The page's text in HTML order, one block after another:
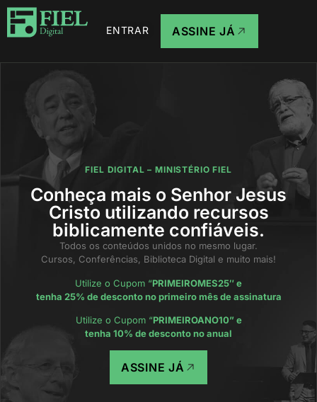
ENTRAR ASSINE JÁ
FIEL DIGITAL – MINISTÉRIO FIEL
Conheça mais o Senhor Jesus
Cristo utilizando recursos
biblicamente confiáveis.
Todos os conteúdos unidos no mesmo lugar.
Cursos, Conferências, Biblioteca Digital e muito mais!
Utilize o Cupom “PRIMEIROMES25″ e
tenha 25% de desconto no primeiro mês de assinatura
Utilize o Cupom “PRIMEIROANO10” e
tenha 10% de desconto no anual
ASSINE JÁ